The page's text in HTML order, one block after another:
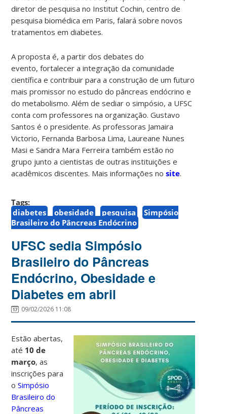
diretor de pesquisa no Institut Cochin, centro de
pesquisa biomédica em Paris, falará sobre novos
tratamentos em diabetes.
A proposta é, a partir dos debates do
evento, fortalecer a integração da comunidade
científica e contribuir para a construção de um futuro
mais promissor no estudo do pâncreas endócrino e
do metabolismo. Além de sediar o simpósio, a UFSC
conta com professores na organização. Gustavo
Santos é o presidente. As professoras Jamaira
Victorio, Fernanda Barbosa Lima, Laureane Nunes
Masi e Sandra Mara Ferreira também estão no
grupo junto a cientistas de outras instituições e
acadêmicos discentes. Mais informações nosite.
Tags:
diabetes
obesidade pesquisa
Simpósio
Brasileiro do Pâncreas Endócrino
UFSC sedia Simpósio
Brasileiro do Pâncreas
Endócrino, Obesidade e
Diabetes em abril
09/02/2026 11:08
Estão abertas,
até 10 de
março, as
inscrições para
oSimpósio
Brasileiro do
Pâncreas